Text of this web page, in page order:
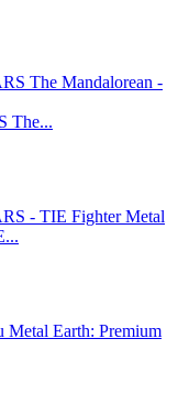
The...
Metal
Metal Earth: Premium